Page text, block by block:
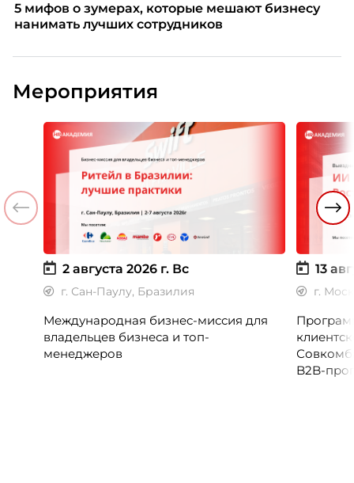
5 мифов о зумерах, которые мешают бизнесу
нанимать лучших сотрудников
Мероприятия
2 августа 2026 г. Вс
г. Сан-Паулу, Бразилия
Международная бизнес-миссия для
владельцев бизнеса и топ-
менеджеров
13
г.
B2B-